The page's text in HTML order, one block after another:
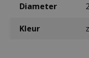
Diameter
Kleur